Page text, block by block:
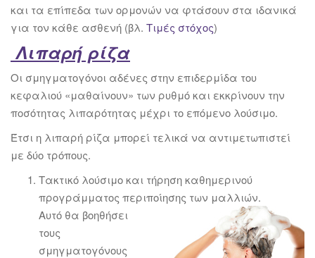
και τα επίπεδα των ορμονών να φτάσουν στα ιδανικά
για τον κάθε ασθενή (βλ. Τιμές στόχος)
Λιπαρή ρίζα
Οι σμηγματογόνοι αδένες στην επιδερμίδα του
κεφαλιού «μαθαίνουν» των ρυθμό και εκκρίνουν την
ποσότητας λιπαρότητας μέχρι το επόμενο λούσιμο.
Έτσι η λιπαρή ρίζα μπορεί τελικά να αντιμετωπιστεί
με δύο τρόπους.
Τακτικό λούσιμο και τήρηση καθημερινού
προγράμματος περιποίησης των μαλλιών.
Αυτό θα βοηθήσει
τους
σμηγματογόνους